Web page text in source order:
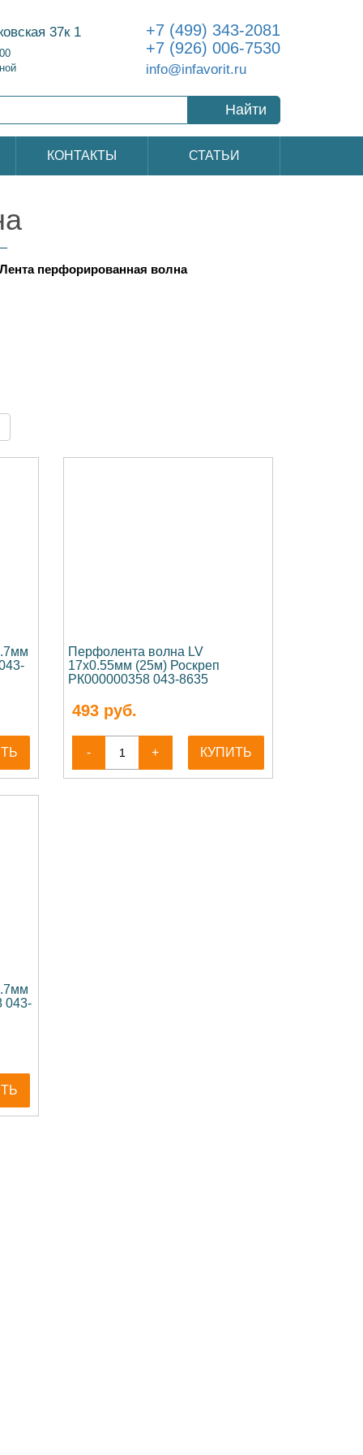
37к 1
+7 (499) 343-2081
+7 (926) 006-7530
info@infavorit.ru
Найти
КОНТАКТЫ СТАТЬИ
перфорированная волна
Перфолента волна LV
17х0.55мм (25м) Роскреп
РК000000358 043-8635
493руб.
- + КУПИТЬ
043-